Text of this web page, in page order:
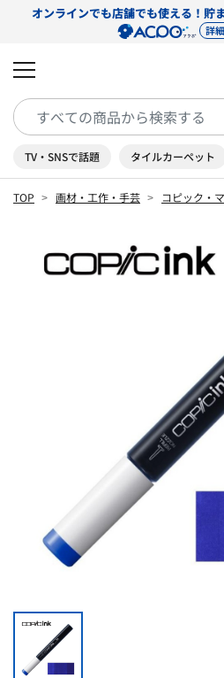
オンラインでも店舗でも使える！貯
詳
TV・SNSで話題 タイルカーペット
TOP 画材・工作・手芸 コピック・